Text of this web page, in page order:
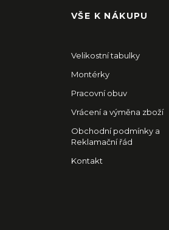
VŠE K NÁKUPU
Velikostní tabulky
Montérky
Pracovní obuv
Vrácení a výměna zboží
Obchodní podmínky a
Reklamační řád
Kontakt